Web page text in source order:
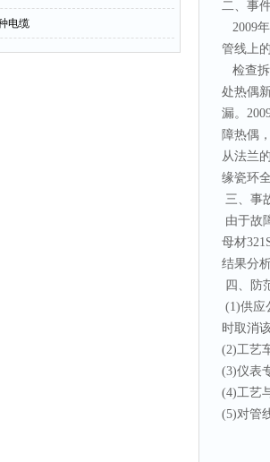
电缆
二、事
2009
管线上
检查拆
处热偶
漏。
障热偶
从法兰
缘瓷环
三、事
由于故
母材
结果分
四、防
(1)供应
时取消
(2)工艺
(3)仪表
(4)工艺
(5)对管